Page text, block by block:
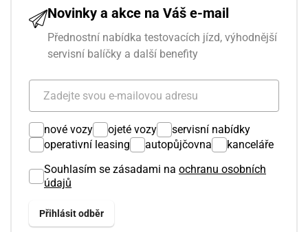
Novinky a akce na Váš e-mail
Přednostní nabídka testovacích jízd, výhodnější
servisní balíčky a další benefity
nové vozy ojeté vozy
servisní nabídky
operativní leasing
autopůjčovna
kanceláře
Souhlasím se zásadami na ochranu osobních
údajů